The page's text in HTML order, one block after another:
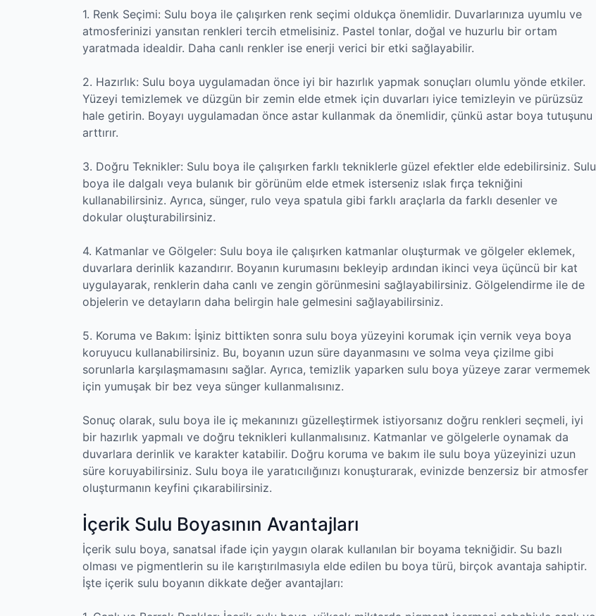
1. Renk Seçimi: Sulu boya ile çalışırken renk seçimi oldukça önemlidir. Duvarlarınıza uyumlu ve
atmosferinizi yansıtan renkleri tercih etmelisiniz. Pastel tonlar, doğal ve huzurlu bir ortam
yaratmada idealdir. Daha canlı renkler ise enerji verici bir etki sağlayabilir.
2. Hazırlık: Sulu boya uygulamadan önce iyi bir hazırlık yapmak sonuçları olumlu yönde etkiler.
Yüzeyi temizlemek ve düzgün bir zemin elde etmek için duvarları iyice temizleyin ve pürüzsüz
hale getirin. Boyayı uygulamadan önce astar kullanmak da önemlidir, çünkü astar boya tutuşunu
arttırır.
3. Doğru Teknikler: Sulu boya ile çalışırken farklı tekniklerle güzel efektler elde edebilirsiniz. Sulu
boya ile dalgalı veya bulanık bir görünüm elde etmek isterseniz ıslak fırça tekniğini
kullanabilirsiniz. Ayrıca, sünger, rulo veya spatula gibi farklı araçlarla da farklı desenler ve
dokular oluşturabilirsiniz.
4. Katmanlar ve Gölgeler: Sulu boya ile çalışırken katmanlar oluşturmak ve gölgeler eklemek,
duvarlara derinlik kazandırır. Boyanın kurumasını bekleyip ardından ikinci veya üçüncü bir kat
uygulayarak, renklerin daha canlı ve zengin görünmesini sağlayabilirsiniz. Gölgelendirme ile de
objelerin ve detayların daha belirgin hale gelmesini sağlayabilirsiniz.
5. Koruma ve Bakım: İşiniz bittikten sonra sulu boya yüzeyini korumak için vernik veya boya
koruyucu kullanabilirsiniz. Bu, boyanın uzun süre dayanmasını ve solma veya çizilme gibi
sorunlarla karşılaşmamasını sağlar. Ayrıca, temizlik yaparken sulu boya yüzeye zarar vermemek
için yumuşak bir bez veya sünger kullanmalısınız.
Sonuç olarak, sulu boya ile iç mekanınızı güzelleştirmek istiyorsanız doğru renkleri seçmeli, iyi
bir hazırlık yapmalı ve doğru teknikleri kullanmalısınız. Katmanlar ve gölgelerle oynamak da
duvarlara derinlik ve karakter katabilir. Doğru koruma ve bakım ile sulu boya yüzeyinizi uzun
süre koruyabilirsiniz. Sulu boya ile yaratıcılığınızı konuşturarak, evinizde benzersiz bir atmosfer
oluşturmanın keyfini çıkarabilirsiniz.
İçerik Sulu Boyasının Avantajları
İçerik sulu boya, sanatsal ifade için yaygın olarak kullanılan bir boyama tekniğidir. Su bazlı
olması ve pigmentlerin su ile karıştırılmasıyla elde edilen bu boya türü, birçok avantaja sahiptir.
İşte içerik sulu boyanın dikkate değer avantajları: